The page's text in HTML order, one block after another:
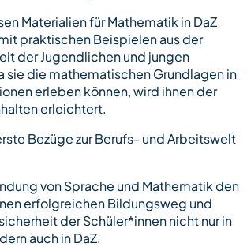
Materialien für Mathematik in DaZ
praktischen Beispielen aus der
der Jugendlichen und jungen
sie die mathematischen Grundlagen in
erleben können, wird ihnen der
erleichtert.
Bezüge zur Berufs- und Arbeitswelt
von Sprache und Mathematik den
erfolgreichen Bildungsweg und
der Schüler*innen nicht nur in
auch in DaZ.